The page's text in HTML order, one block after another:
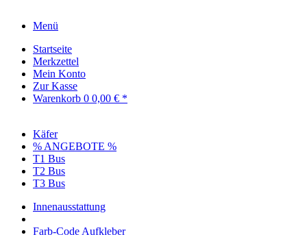
Menü
Startseite
Merkzettel
Mein Konto
Zur Kasse
Warenkorb 0 0,00 € *
Käfer
% ANGEBOTE %
T1 Bus
T2 Bus
T3 Bus
Innenausstattung
Farb-Code Aufkleber